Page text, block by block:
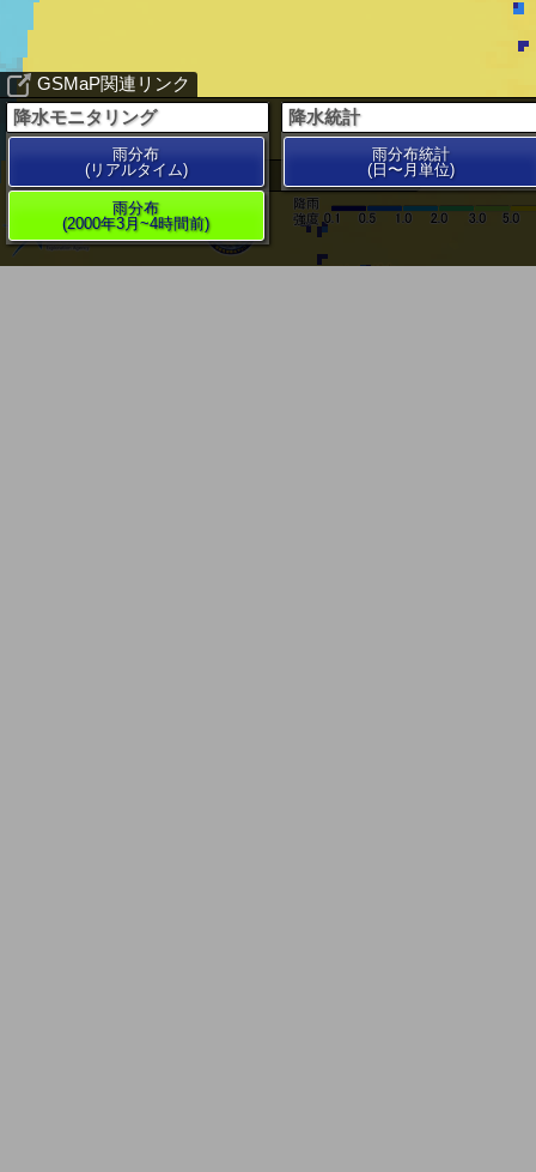
200 km
GSMaP関連リンク
降水モニタリング
雨分布
(リアルタイム)
雨分布
(2000年3月~4時間前)
降水統計
雨分布統計
(日〜月単位)